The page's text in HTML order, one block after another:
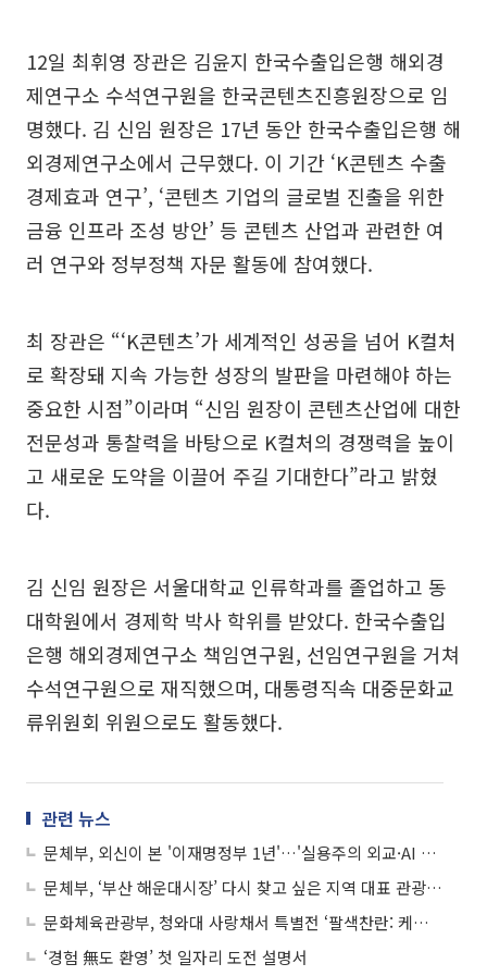
12일 최휘영 장관은 김윤지 한국수출입은행 해외경
제연구소 수석연구원을 한국콘텐츠진흥원장으로 임
명했다. 김 신임 원장은 17년 동안 한국수출입은행 해
외경제연구소에서 근무했다. 이 기간 ‘K콘텐츠 수출
경제효과 연구’, ‘콘텐츠 기업의 글로벌 진출을 위한
금융 인프라 조성 방안’ 등 콘텐츠 산업과 관련한 여
러 연구와 정부정책 자문 활동에 참여했다.
최 장관은 “‘K콘텐츠’가 세계적인 성공을 넘어 K컬처
로 확장돼 지속 가능한 성장의 발판을 마련해야 하는
중요한 시점”이라며 “신임 원장이 콘텐츠산업에 대한
전문성과 통찰력을 바탕으로 K컬처의 경쟁력을 높이
고 새로운 도약을 이끌어 주길 기대한다”라고 밝혔
다.
김 신임 원장은 서울대학교 인류학과를 졸업하고 동
대학원에서 경제학 박사 학위를 받았다. 한국수출입
은행 해외경제연구소 책임연구원, 선임연구원을 거쳐
수석연구원으로 재직했으며, 대통령직속 대중문화교
류위원회 위원으로도 활동했다.
관련 뉴스
문체부, 외신이 본 '이재명정부 1년'…'실용주의 외교·AI 공급망 핵심국’
문체부, ‘부산 해운대시장’ 다시 찾고 싶은 지역 대표 관광지로 육성한다
문화체육관광부, 청와대 사랑채서 특별전 ‘팔색찬란: 케이로 가득한 지역’ 개최
‘경험 無도 환영’ 첫 일자리 도전 설명서